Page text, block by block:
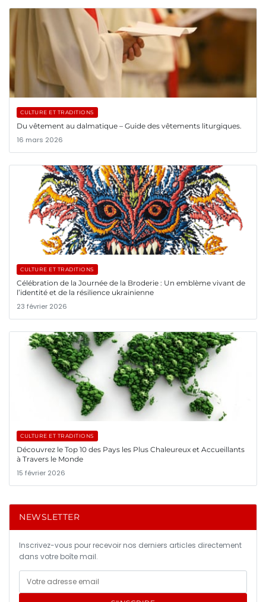
CULTURE ET TRADITIONS
Du vêtement au dalmatique – Guide des vêtements liturgiques.
16 mars 2026
CULTURE ET TRADITIONS
Célébration de la Journée de la Broderie : Un emblème vivant de
l’identité et de la résilience ukrainienne
23 février 2026
CULTURE ET TRADITIONS
Découvrez le Top 10 des Pays les Plus Chaleureux et Accueillants
à Travers le Monde
15 février 2026
NEWSLETTER
Inscrivez-vous pour recevoir nos derniers articles directement
dans votre boîte mail.